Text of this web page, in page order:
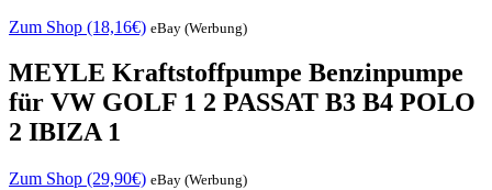
Zum Shop (18,16€) eBay (Werbung)
MEYLE Kraftstoffpumpe Benzinpumpe
für VW GOLF 1 2 PASSAT B3 B4 POLO
2 IBIZA 1
Zum Shop (29,90€) eBay (Werbung)